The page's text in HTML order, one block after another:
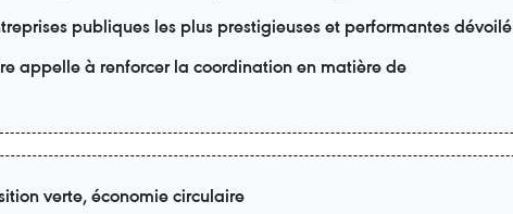
publiques les plus prestigieuses et performantes dévoilé
appelle à renforcer la coordination en matière de
verte, économie circulaire